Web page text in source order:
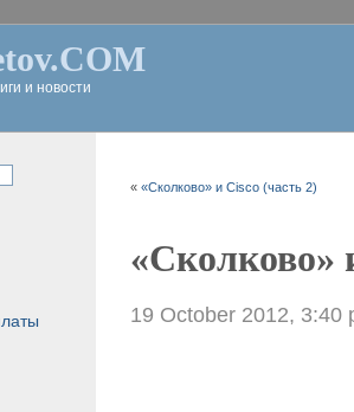
и новости
««Сколково» и Cisco (часть 2)
«Сколково»
19 October 2012, 3:40